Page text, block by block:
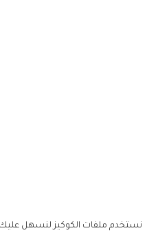
نستخدم ملفات الكوكيز لنسهل عليك